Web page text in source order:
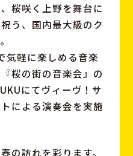
桜咲く上野を舞台に
う、国内最大級のク
気軽に楽しめる音楽
桜の街の音楽会』の
にてヴィーヴ！サ
による演奏会を実施
の訪れを彩ります。